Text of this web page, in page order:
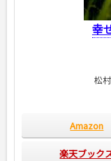
幸
松
Amazon
楽天ブック